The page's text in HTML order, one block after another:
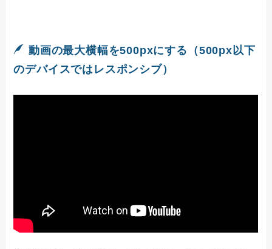
動画の最大横幅を500pxにする（500px以下
のデバイスではレスポンシブ）